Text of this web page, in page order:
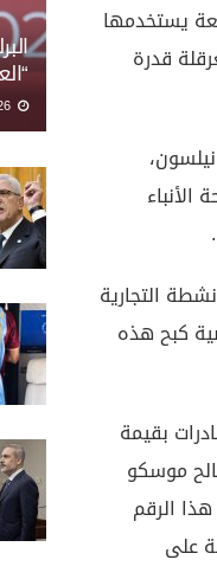
التجارة المتزايدة وارتفاع واردات روسيا من تركيا فيما يتعلق بـ 45 سلعة يستخدمها
قدرة
التجارية
كبح هذه
بقيمة
موسكو
الرقم
الروسية على